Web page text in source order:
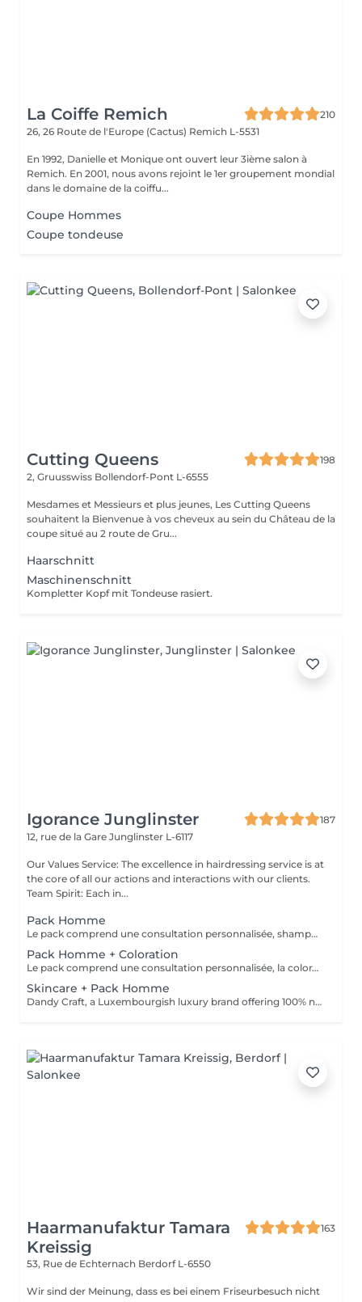
La Coiffe Remich
210
26, 26 Route de l'Europe (Cactus) Remich L-5531
En 1992, Danielle et Monique ont ouvert leur 3ième salon à
Remich. En 2001, nous avons rejoint le 1er groupement mondial
dans le domaine de la coiffu...
Coupe Hommes
Coupe tondeuse
Cutting Queens
198
2, Gruusswiss Bollendorf-Pont L-6555
Mesdames et Messieurs et plus jeunes, Les Cutting Queens
souhaitent la Bienvenue à vos cheveux au sein du Château de la
coupe situé au 2 route de Gru...
Haarschnitt
Maschinenschnitt
Kompletter Kopf mit Tondeuse rasiert.
Igorance Junglinster
187
12, rue de la Gare Junglinster L-6117
Our Values Service: The excellence in hairdressing service is at
the core of all our actions and interactions with our clients.
Team Spirit: Each in...
Pack Homme
Le pack comprend une consultation personnalisée, shampooing et conditionneur spécifiques REDKEN, la coupe IGORANCE (finitions sur cheveux secs ) et les produits de styling REDKEN * Tarifs à titre indicatifs à confirmer après la consultation personnalisée établit auprès de votre coiffeur/stylist/spécialiste * La direction se réserve le droit d’apporter des modifications pour le bon fonctionnement du salon
Pack Homme + Coloration
Le pack comprend une consultation personnalisée, la coloration avec les produits LOREAL PROFESSIONNEL , shampooing et conditionneur spécifiques REDKEN , la coupe IGORANCE ( finitions sur cheveux secs) , les produits de styling REDKEN * Tarifs à titre indicatifs à confirmer après la consultation personnalisée établit auprès de votre coiffeur/stylist/spécialiste * La direction se réserve le droit d’apporter des modifications pour le bon fonctionnement du salon
Skincare + Pack Homme
Dandy Craft, a Luxembourgish luxury brand offering 100% natural facial care products. Facial care set: Cleanser infused with aloe vera juice and ginseng Exfoliant enriched with vitamin C Moisturizing cream with shea butter + Pack Homme
Haarmanufaktur Tamara
Kreissig
163
53, Rue de Echternach Berdorf L-6550
Wir sind der Meinung, dass es bei einem Friseurbesuch nicht